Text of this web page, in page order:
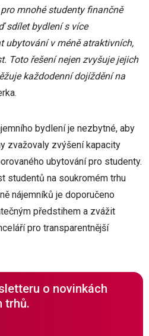
mnohé studenty finančně
sdílet bydlení s více
ubytování v méně atraktivních,
Toto řešení nejen zvyšuje jejich
každodenní dojíždění na
bydlení je nezbytné, aby
zvažovaly zvýšení kapacity
ubytování pro studenty.
studentů na soukromém trhu
nájemníků je doporučeno
předstihem a zvážit
pro transparentnější
o novinkách
trhů.